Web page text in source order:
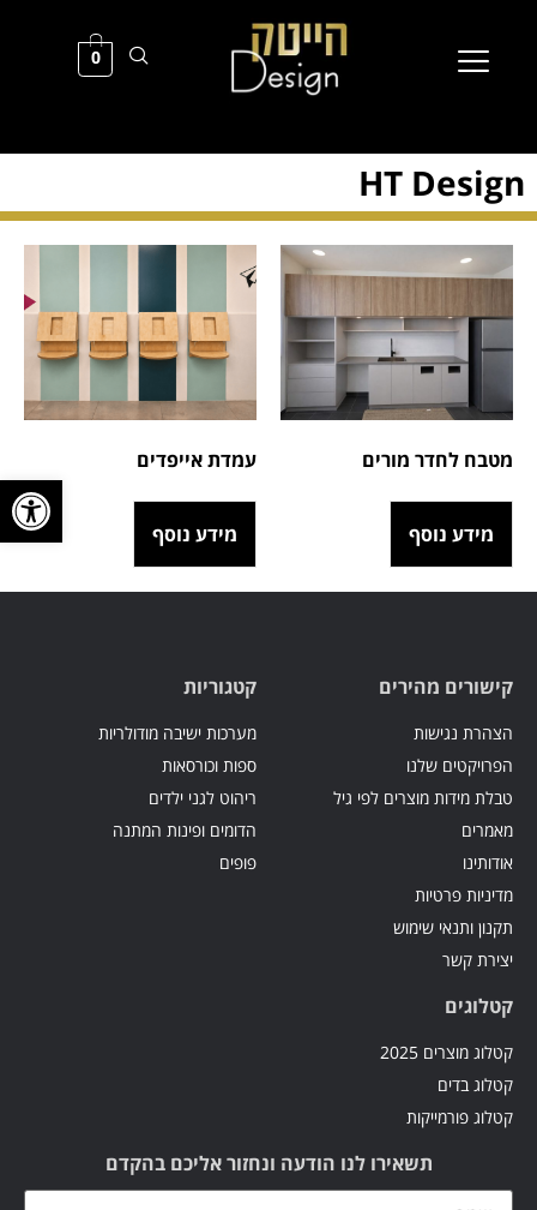
פתח
0
HT Design
מטבח לחדר מורים
מידע נוסף
עמדת אייפדים
מידע נוסף
קישורים מהירים
הצהרת נגישות
הפרויקטים שלנו
טבלת מידות מוצרים לפי גיל
מאמרים
אודותינו
מדיניות פרטיות
תקנון ותנאי שימוש
יצירת קשר
קטגוריות
מערכות ישיבה מודולריות
ספות וכורסאות
ריהוט לגני ילדים
הדומים ופינות המתנה
פופים
קטלוגים
קטלוג מוצרים 2025
קטלוג בדים
קטלוג פורמייקות
תשאירו לנו הודעה ונחזור אליכם בהקדם